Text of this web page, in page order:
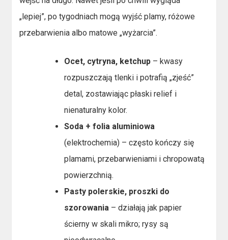
„lepiej”, po tygodniach mogą wyjść plamy, różowe
przebarwienia albo matowe „wyżarcia”.
Ocet, cytryna, ketchup – kwasy
rozpuszczają tlenki i potrafią „zjeść”
detal, zostawiając płaski relief i
nienaturalny kolor.
Soda + folia aluminiowa
(elektrochemia) – często kończy się
plamami, przebarwieniami i chropowatą
powierzchnią.
Pasty polerskie, proszki do
szorowania – działają jak papier
ścierny w skali mikro; rysy są